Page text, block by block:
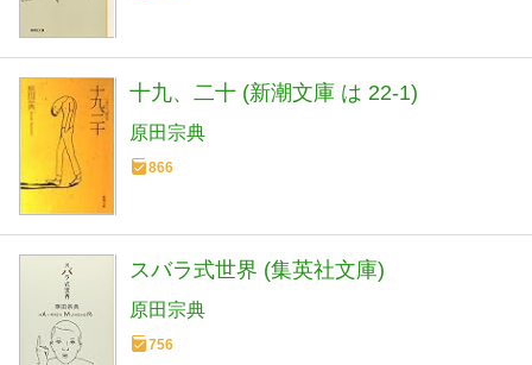
十九、二十 (新潮文庫 は 22-1)
原田宗典
866
スバラ式世界 (集英社文庫)
原田宗典
756